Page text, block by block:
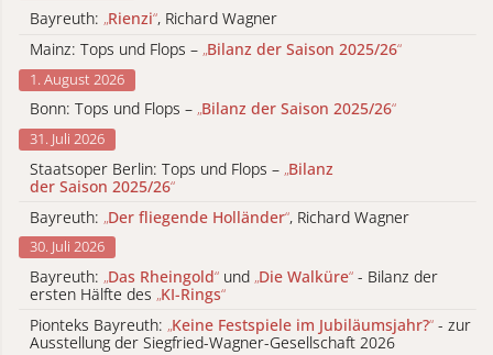
Bayreuth: „Rienzi“, Richard Wagner
Mainz: Tops und Flops – „Bilanz der Saison 2025/26“
1. August 2026
Bonn: Tops und Flops – „Bilanz der Saison 2025/26“
31. Juli 2026
Staatsoper Berlin: Tops und Flops – „Bilanz
der Saison 2025/26“
Bayreuth: „Der fliegende Holländer“, Richard Wagner
30. Juli 2026
Bayreuth: „Das Rheingold“ und „Die Walküre“ - Bilanz der
ersten Hälfte des „KI-Rings“
Pionteks Bayreuth: „Keine Festspiele im Jubiläumsjahr?“ - zur
Ausstellung der Siegfried-Wagner-Gesellschaft 2026